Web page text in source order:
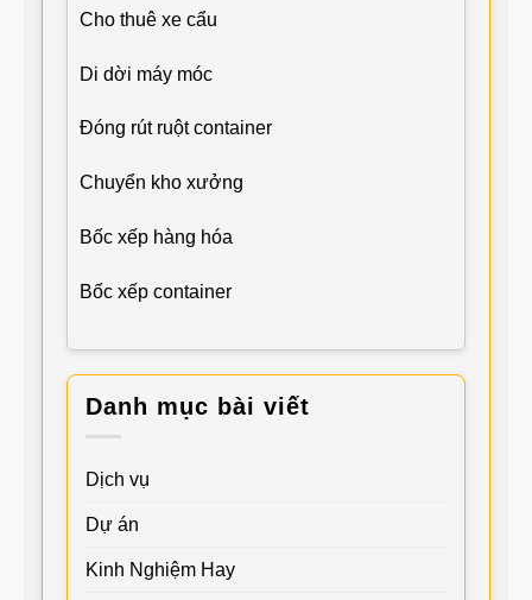
Cho thuê xe cẩu
Di dời máy móc
Đóng rút ruột container
Chuyển kho xưởng
Bốc xếp hàng hóa
Bốc xếp container
Danh mục bài viết
Dịch vụ
Dự án
Kinh Nghiệm Hay